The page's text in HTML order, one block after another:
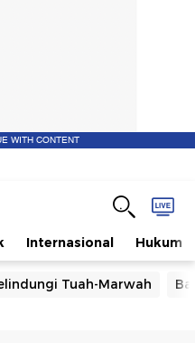
WITH CONTENT
Internasional Hukum
Tuah-Marwah